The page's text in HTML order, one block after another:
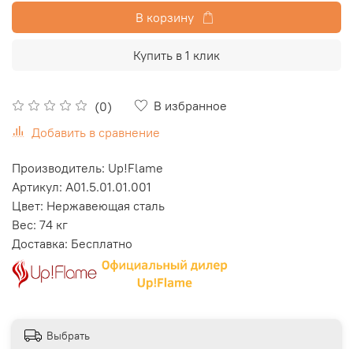
(0)
В избранное
Добавить в сравнение
В корзину
Купить в 1 клик
Производитель: Up!Flame
Артикул: А01.5.01.01.001
Цвет: Нержавеющая сталь
Вес: 74 кг
Доставка: Бесплатно
Выбрать